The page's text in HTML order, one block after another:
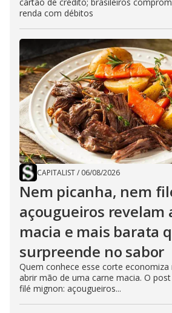
renda com débitos
CAPITALIST/ 06/08/2026
Nem picanha, nem
açougueiros revelam
macia e mais barata
surpreende no sabor
Quem conhece esse corte
abrir mão de uma carne macia. O
filé mignon: açougueiros...